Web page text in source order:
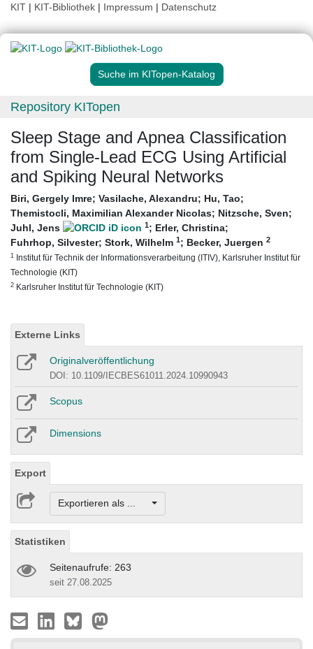
KIT | KIT-Bibliothek | Impressum | Datenschutz
Suche im KITopen-Katalog
Repository KITopen
Sleep Stage and Apnea Classification
from Single-Lead ECG Using Artificial
and Spiking Neural Networks
Biri, Gergely Imre; Vasilache, Alexandru; Hu, Tao;
Themistocli, Maximilian Alexander Nicolas; Nitzsche, Sven;
Juhl, Jens
1; Erler, Christina;
Fuhrhop, Silvester; Stork, Wilhelm 1; Becker, Juergen 2
1 Institut für Technik der Informationsverarbeitung (ITIV), Karlsruher Institut für
Technologie (KIT)
2 Karlsruher Institut für Technologie (KIT)
Externe Links
Originalveröffentlichung
DOI: 10.1109/IECBES61011.2024.10990943
Scopus
Dimensions
Export
Exportieren als ...
Statistiken
Seitenaufrufe: 263
seit 27.08.2025